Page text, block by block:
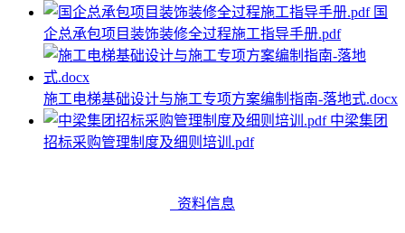
国
企总承包项目装饰装修全过程施工指导手册.pdf
施工电梯基础设计与施工专项方案编制指南-落地式.docx
中梁集团
招标采购管理制度及细则培训.pdf
资料信息